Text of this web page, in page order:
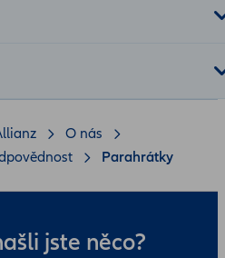
jste něco?
O nás
Parahrátky